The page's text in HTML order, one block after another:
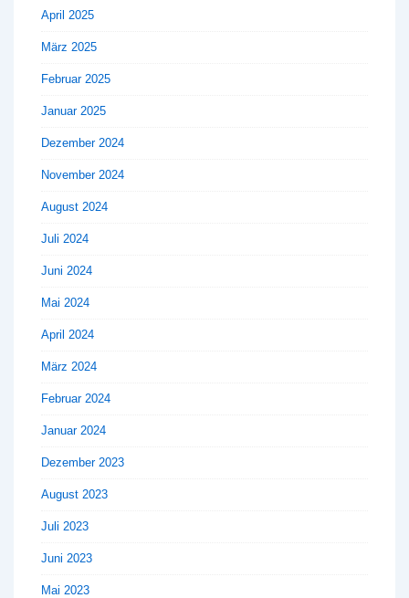
April 2025
März 2025
Februar 2025
Januar 2025
Dezember 2024
November 2024
August 2024
Juli 2024
Juni 2024
Mai 2024
April 2024
März 2024
Februar 2024
Januar 2024
Dezember 2023
August 2023
Juli 2023
Juni 2023
Mai 2023